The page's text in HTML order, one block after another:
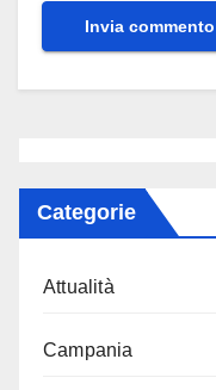
Categorie
Attualità
Campania